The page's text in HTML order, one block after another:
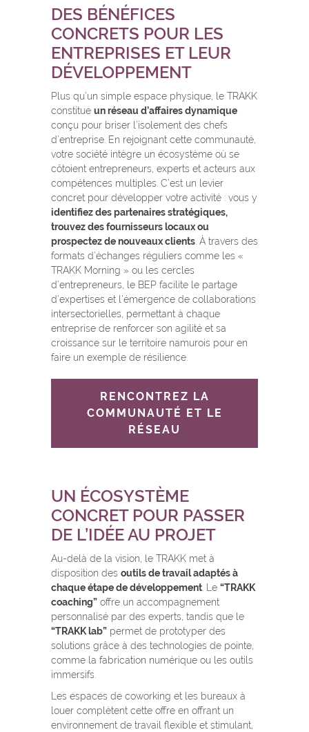
DES BÉNÉFICES
CONCRETS POUR LES
ENTREPRISES ET LEUR
DÉVELOPPEMENT
Plus qu’un simple espace physique, le TRAKK
constitue un réseau d’affaires dynamique
conçu pour briser l’isolement des chefs
d’entreprise. En rejoignant cette communauté,
votre société intègre un écosystème où se
côtoient entrepreneurs, experts et acteurs aux
compétences multiples. C’est un levier
concret pour développer votre activité : vous y
identifiez des partenaires stratégiques,
trouvez des fournisseurs locaux ou
prospectez de nouveaux clients . À travers des
formats d’échanges réguliers comme les «
TRAKK Morning » ou les cercles
d’entrepreneurs, le BEP facilite le partage
d’expertises et l’émergence de collaborations
intersectorielles, permettant à chaque
entreprise de renforcer son agilité et sa
croissance sur le territoire namurois pour en
faire un exemple de résilience.
RENCONTREZ LA
COMMUNAUTÉ ET LE
RÉSEAU
UN ÉCOSYSTÈME
CONCRET POUR PASSER
DE L’IDÉE AU PROJET
Au-delà de la vision, le TRAKK met à
disposition des outils de travail adaptés à
chaque étape de développement . Le “TRAKK
coaching” offre un accompagnement
personnalisé par des experts, tandis que le
“TRAKK lab” permet de prototyper des
solutions grâce à des technologies de pointe,
comme la fabrication numérique ou les outils
immersifs.
Les espaces de coworking et les bureaux à
louer complètent cette offre en offrant un
environnement de travail flexible et stimulant,